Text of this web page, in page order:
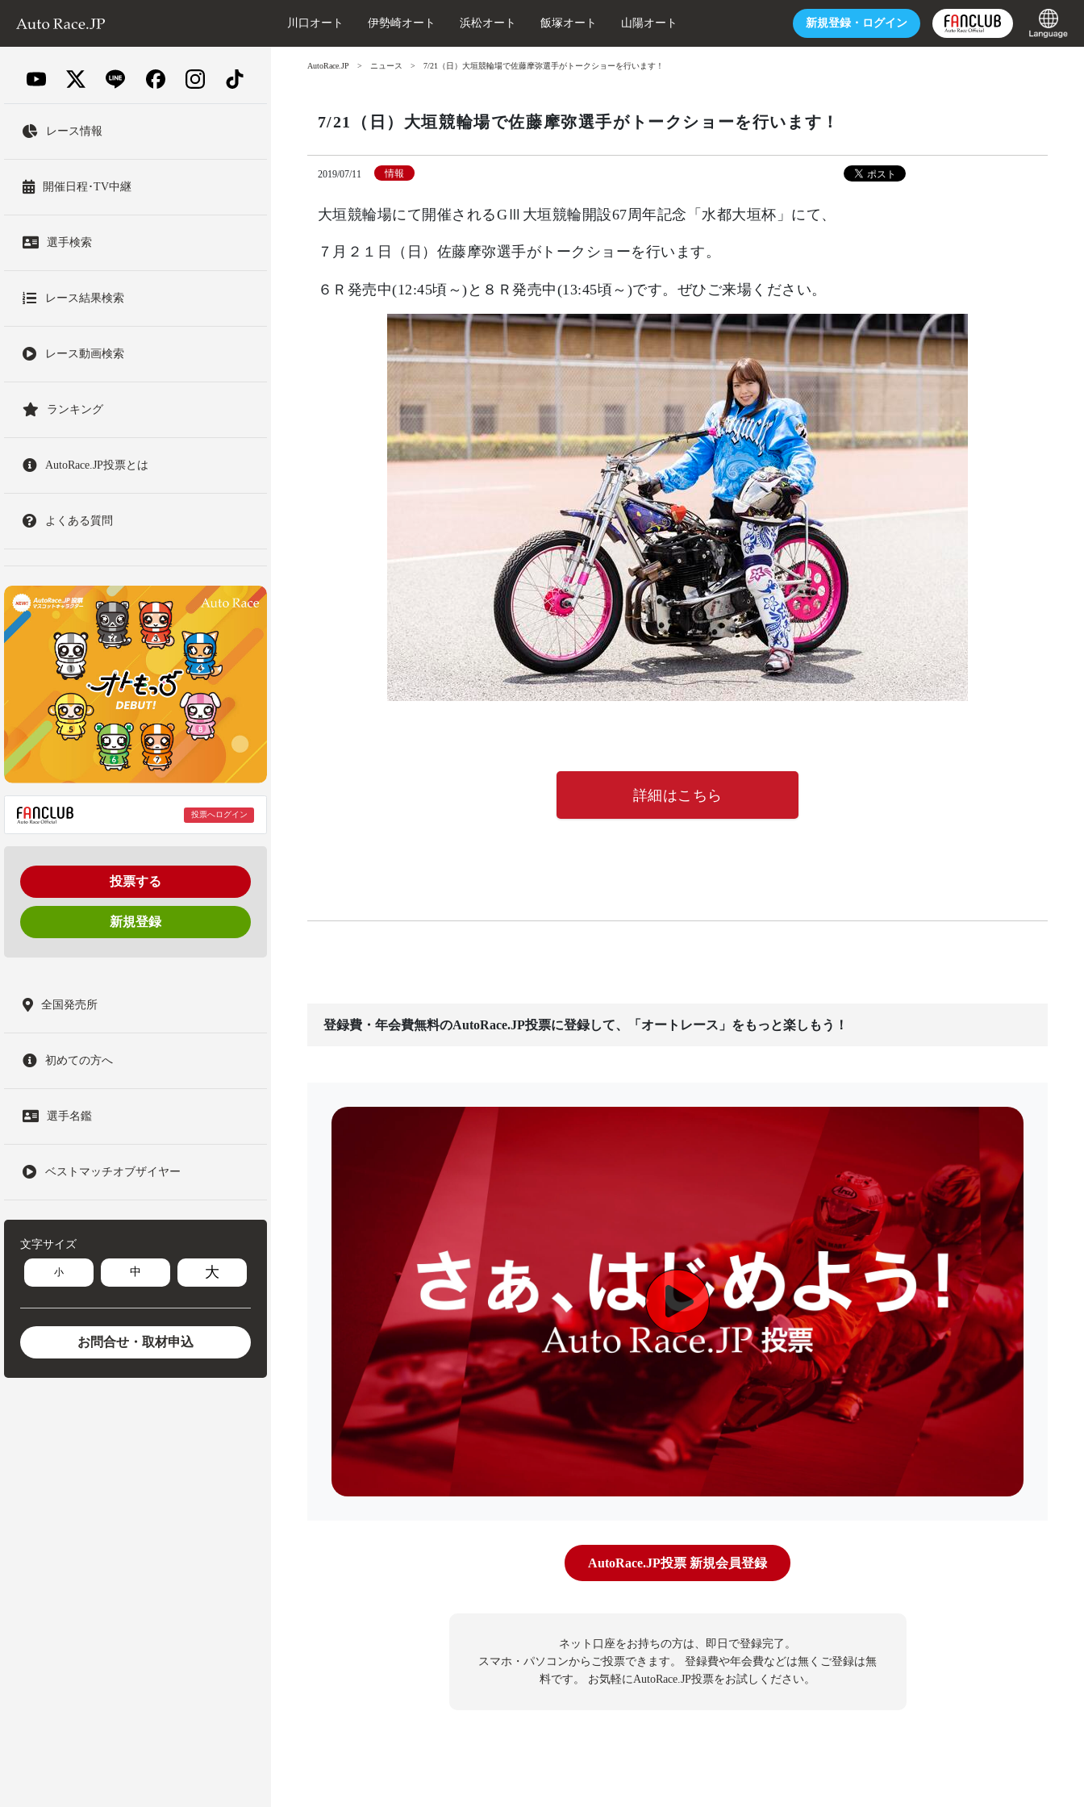
新規登録・ ログイン
川口オート 伊勢崎オート 浜松オート 飯塚オート 山陽オート
レース情報
開催日程･TV中継
選手検索
レース結果検索
レース動画検索
ランキング
AutoRace.JP投票とは
よくある質問
投票へログイン
投票する
新規登録
全国発売所
初めての方へ
選手名鑑
ベストマッチオブザイヤー
文字サイズ
小 中 大
お問合せ・取材申込
AutoRace.JP ニュース 7/21（日）大垣競輪場で佐藤摩弥選手がトークショーを行います！
7/21（日）大垣競輪場で佐藤摩弥選手がトークショーを行います！
2019/07/11 情報
大垣競輪場にて開催されるGⅢ大垣競輪開設67周年記念「水都大垣杯」にて、
７月２１日（日）佐藤摩弥選手がトークショーを行います。
６Ｒ発売中(12:45頃～)と８Ｒ発売中(13:45頃～)です。ぜひご来場ください。
詳細はこちら
登録費・年会費無料のAutoRace.JP投票に登録して、「オートレース」をもっと楽しもう！
AutoRace.JP投票 新規会員登録
ネット口座をお持ちの方は、即日で登録完了。
スマホ・パソコンからご投票できます。
登録費や年会費などは無くご登録は無
料です。
お気軽にAutoRace.JP投票をお試しください。